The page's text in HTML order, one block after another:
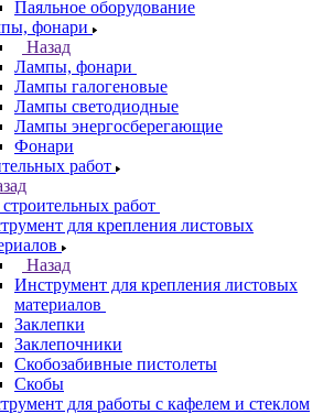
Паяльное оборудование
фонари
Назад
Лампы, фонари
Лампы галогеновые
Лампы светодиодные
Лампы энергосберегающие
Фонари
работ
работ
для крепления листовых
Назад
Инструмент для крепления листовых
материалов
Заклепки
Заклепочники
Скобозабивные пистолеты
Скобы
для работы с кафелем и стеклом